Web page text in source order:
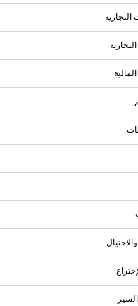
التجارية
التجارية
المالية